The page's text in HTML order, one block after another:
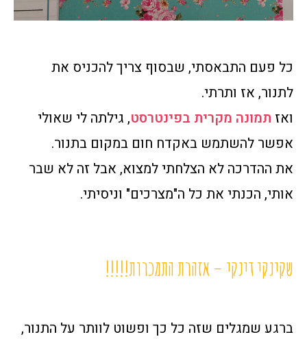
כל פעם התבאסתי, שבסוף צריך להכניס את
לתנור, אז ותרתי.
ואז תמונה מקרית בפינטרסט, גילתה לי שאולי
אפשר להשתמש באקדח חום במקום בתנור.
את ההדרכה לא הצלחתי למצוא, אבל זה לא שבר
אותי, הכנתי את כל ה"מצרכים" וניסיתי.
שקינקי דינקי – אזהרת התמכרות!!!!!
ברגע שמגלים שזה כל כך ופשוט לוותר על התנור,